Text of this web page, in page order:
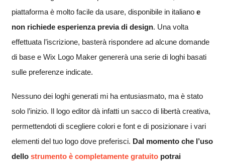
piattaforma è molto facile da usare, disponibile in italiano e
non richiede esperienza previa di design. Una volta
effettuata l’iscrizione, basterà rispondere ad alcune domande
di base e Wix Logo Maker genererà una serie di loghi basati
sulle preferenze indicate.
Nessuno dei loghi generati mi ha entusiasmato, ma è stato
solo l’inizio. Il logo editor dà infatti un sacco di libertà creativa,
permettendoti di scegliere colori e font e di posizionare i vari
elementi del tuo logo dove preferisci. Dal momento che l’uso
dello strumento è completamente gratuito potrai